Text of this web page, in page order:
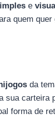
e
quem
da
sua carteira
forma de